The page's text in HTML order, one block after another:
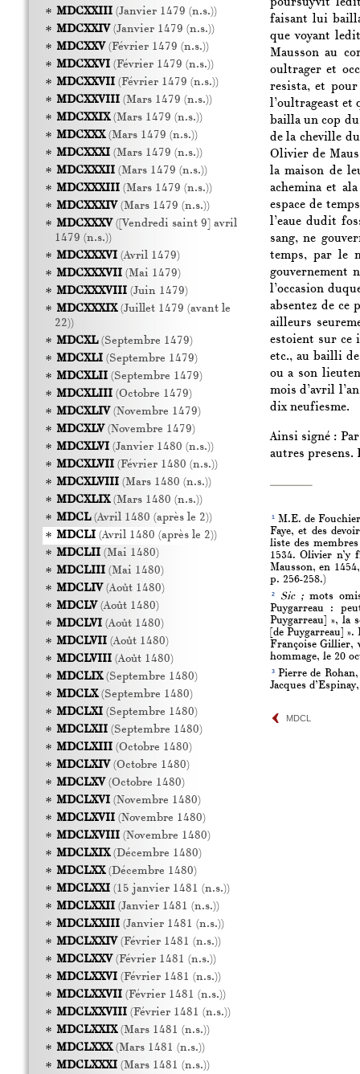
faisant lui
que voyant
Mausson au
oultrager et
resista, et
l’oultrageast et
bailla un cop du
de la cheville
Olivier de
la maison de
achemina et
espace de
l’eaue dudit
sang, ne
temps, par le
gouvernement
l’occasion
absentez de ce
ailleurs
estoient sur ce
etc., au bailli
ou a son
mois d’avril
dix neufiesme.
Ainsi signé :
autres presens.
1M.E. de
Faye, et des
liste des
1534. Olivier n’y
Mausson, en
p. 256-258.)
2 Sic ;mots
Puygarreau :
Puygarreau] », la
[de Puygarreau]
Françoise Gillier,
hommage, le 20
3Pierre de Rohan,
Jacques
MDCL
MDCXXIII(Janvier 1479 (n.s.))
MDCXXIV(Janvier 1479 (n.s.))
MDCXXV(Février 1479 (n.s.))
MDCXXVI(Février 1479 (n.s.))
MDCXXVII(Février 1479 (n.s.))
MDCXXVIII(Mars 1479 (n.s.))
MDCXXIX(Mars 1479 (n.s.))
MDCXXX(Mars 1479 (n.s.))
MDCXXXI(Mars 1479 (n.s.))
MDCXXXII(Mars 1479 (n.s.))
MDCXXXIII(Mars 1479 (n.s.))
MDCXXXIV(Mars 1479 (n.s.))
MDCXXXV([Vendredi saint 9] avril
1479 (n.s.))
MDCXXXVI(Avril 1479)
MDCXXXVII(Mai 1479)
MDCXXXVIII(Juin 1479)
MDCXXXIX(Juillet 1479 (avant le
22))
MDCXL(Septembre 1479)
MDCXLI(Septembre 1479)
MDCXLII(Septembre 1479)
MDCXLIII(Octobre 1479)
MDCXLIV(Novembre 1479)
MDCXLV(Novembre 1479)
MDCXLVI(Janvier 1480 (n.s.))
MDCXLVII(Février 1480 (n.s.))
MDCXLVIII(Mars 1480 (n.s.))
MDCXLIX(Mars 1480 (n.s.))
MDCL(Avril 1480 (après le 2))
MDCLI(Avril 1480 (après le 2))
MDCLII(Mai 1480)
MDCLIII(Mai 1480)
MDCLIV(Août 1480)
MDCLV(Août 1480)
MDCLVI(Août 1480)
MDCLVII(Août 1480)
MDCLVIII(Août 1480)
MDCLIX(Septembre 1480)
MDCLX(Septembre 1480)
MDCLXI(Septembre 1480)
MDCLXII(Septembre 1480)
MDCLXIII(Octobre 1480)
MDCLXIV(Octobre 1480)
MDCLXV(Octobre 1480)
MDCLXVI(Novembre 1480)
MDCLXVII(Novembre 1480)
MDCLXVIII(Novembre 1480)
MDCLXIX(Décembre 1480)
MDCLXX(Décembre 1480)
MDCLXXI(15 janvier 1481 (n.s.))
MDCLXXII(Janvier 1481 (n.s.))
MDCLXXIII(Janvier 1481 (n.s.))
MDCLXXIV(Février 1481 (n.s.))
MDCLXXV(Février 1481 (n.s.))
MDCLXXVI(Février 1481 (n.s.))
MDCLXXVII(Février 1481 (n.s.))
MDCLXXVIII(Février 1481 (n.s.))
MDCLXXIX(Mars 1481 (n.s.))
MDCLXXX(Mars 1481 (n.s.))
MDCLXXXI(Mars 1481 (n.s.))